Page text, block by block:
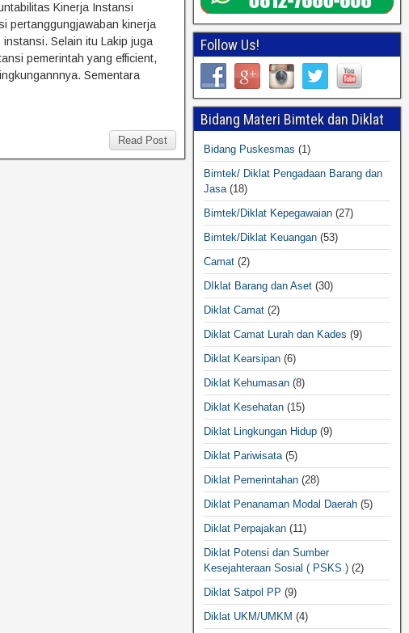
Kinerja Instansi
pertanggungjawaban kinerja
Selain itu Lakip juga
pemerintah yang efficient,
Sementara
Read Post
Follow Us!
Bidang Materi Bimtek dan Diklat
Bidang Puskesmas (1)
Bimtek/ Diklat Pengadaan Barang dan
Jasa (18)
Bimtek/Diklat Kepegawaian (27)
Bimtek/Diklat Keuangan (53)
Camat (2)
DIklat Barang dan Aset (30)
Diklat Camat (2)
Diklat Camat Lurah dan Kades (9)
Diklat Kearsipan (6)
Diklat Kehumasan (8)
Diklat Kesehatan (15)
Diklat Lingkungan Hidup (9)
Diklat Pariwisata (5)
Diklat Pemerintahan (28)
Diklat Penanaman Modal Daerah (5)
Diklat Perpajakan (11)
Diklat Potensi dan Sumber
Kesejahteraan Sosial ( PSKS ) (2)
Diklat Satpol PP (9)
Diklat UKM/UMKM (4)